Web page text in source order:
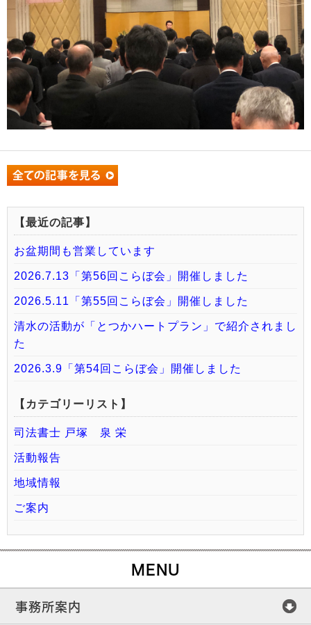
【最近の記事】
お盆期間も営業しています
2026.7.13「第56回こらぼ会」開催しました
2026.5.11「第55回こらぼ会」開催しました
清水の活動が「とつかハートプラン」で紹介されまし
た
2026.3.9「第54回こらぼ会」開催しました
【カテゴリーリスト】
司法書士 戸塚 泉 栄
活動報告
地域情報
ご案内
MENU
事務所案内